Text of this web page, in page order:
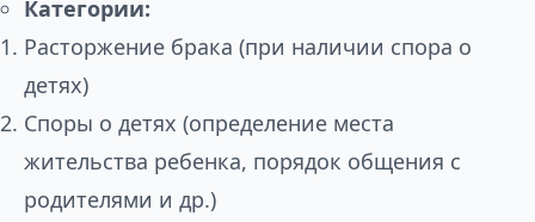
Категории:
Расторжение брака (при наличии спора о
детях)
Споры о детях (определение места
жительства ребенка, порядок общения с
родителями и др.)